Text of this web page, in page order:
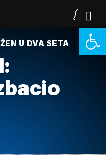
U DVA SETA